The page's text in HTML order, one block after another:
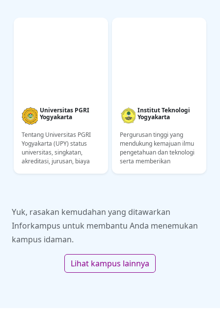
Universitas PGRI
Yogyakarta
Tentang Universitas PGRI
Yogyakarta (UPY) status
universitas, singkatan,
akreditasi, jurusan, biaya
Institut Teknologi
Yogyakarta
Pergurusan tinggi yang
mendukung kemajuan ilmu
pengetahuan dan teknologi
serta memberikan
Yuk, rasakan kemudahan yang ditawarkan
Inforkampus untuk membantu Anda menemukan
kampus idaman.
Lihat kampus lainnya